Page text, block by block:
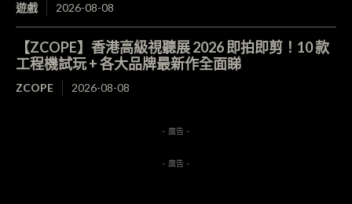
遊戲 2026-08-08
【ZCOPE】香港高級視聽展 2026 即拍即剪！10 款
工程機試玩 + 各大品牌最新作全面睇
ZCOPE 2026-08-08
- 廣告 -
- 廣告 -